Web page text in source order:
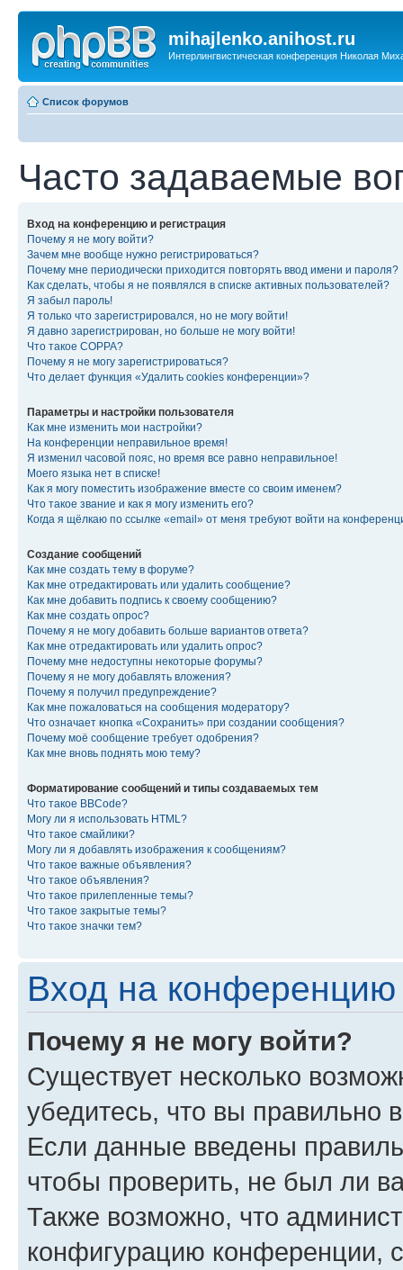
mihajlenko.anihost.ru
Интерлингвистическая конференция Николая
Список форумов
Часто задаваемые
Вход на конференцию и регистрация
Почему я не могу войти?
Зачем мне вообще нужно регистрироваться?
Почему мне периодически приходится повторять ввод имени и пароля?
Как сделать, чтобы я не появлялся в списке активных пользователей?
Я забыл пароль!
Я только что зарегистрировался, но не могу войти!
Я давно зарегистрирован, но больше не могу войти!
Что такое COPPA?
Почему я не могу зарегистрироваться?
Что делает функция «Удалить cookies конференции»?
Параметры и настройки пользователя
Как мне изменить мои настройки?
На конференции неправильное время!
Я изменил часовой пояс, но время все равно неправильное!
Моего языка нет в списке!
Как я могу поместить изображение вместе со своим именем?
Что такое звание и как я могу изменить его?
Когда я щёлкаю по ссылке «email» от меня требуют войти на
Создание сообщений
Как мне создать тему в форуме?
Как мне отредактировать или удалить сообщение?
Как мне добавить подпись к своему сообщению?
Как мне создать опрос?
Почему я не могу добавить больше вариантов ответа?
Как мне отредактировать или удалить опрос?
Почему мне недоступны некоторые форумы?
Почему я не могу добавлять вложения?
Почему я получил предупреждение?
Как мне пожаловаться на сообщения модератору?
Что означает кнопка «Сохранить» при создании сообщения?
Почему моё сообщение требует одобрения?
Как мне вновь поднять мою тему?
Форматирование сообщений и типы создаваемых тем
Что такое BBCode?
Могу ли я использовать HTML?
Что такое смайлики?
Могу ли я добавлять изображения к сообщениям?
Что такое важные объявления?
Что такое объявления?
Что такое прилепленные темы?
Что такое закрытые темы?
Что такое значки тем?
Вход на конференцию
Почему я не могу войти?
Существует несколько
убедитесь, что вы правильно
Если данные введены
чтобы проверить, не был ли
Также возможно, что
конфигурацию конференции,